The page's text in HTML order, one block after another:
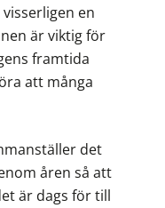
en
är viktig för
framtida
att många
det
åren så att
är dags för till